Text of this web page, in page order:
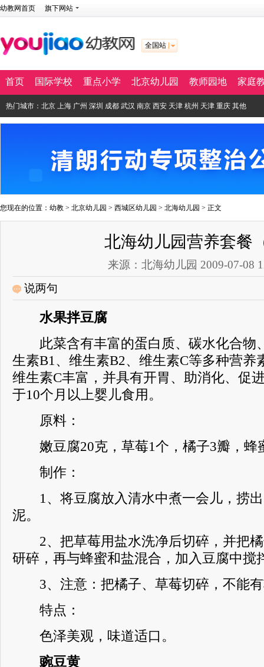
幼教网首页 旗下网站
全国站
首页 国际学校 重点小学 北京幼儿园 教师园地 家庭
热门城市： 北京 上海 广州 深圳 成都 武汉 南京 西安 天津 杭州 天津 重庆 其他
您现在的位置： 幼教 > 北京幼儿园 > 西城区幼儿园 > 北海幼儿园 > 正文
北海幼儿园营养套餐
来源：北海幼儿园 2009-07-08
说两句
水果拌豆腐
此菜含有丰富的蛋白质、碳水化合物
生素B1、维生素B2、维生素C等多种营养
维生素C丰富，并具有开胃、助消化、促
于10个月以上婴儿食用。
原料：
嫩豆腐20克，草莓1个，橘子3瓣，蜂
制作：
1、将豆腐放入清水中煮一会儿，捞出
泥。
2、把草莓用盐水洗净后切碎，并把橘
研碎，再与蜂蜜和盐混合，加入豆腐中搅
3、注意：把橘子、草莓切碎，不能有
特点：
色泽美观，味道适口。
豌豆黄